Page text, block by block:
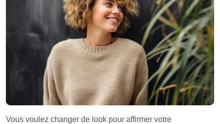
Vous voulez changer de look pour affirmer votre